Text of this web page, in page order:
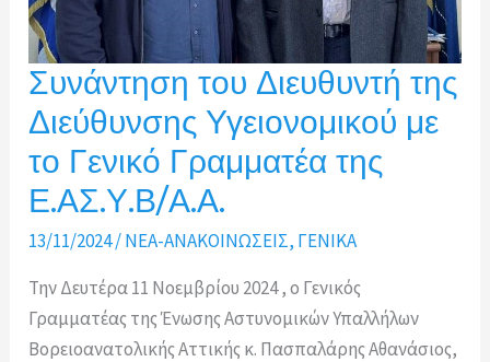
Υγειονομικού
/
ΓΕΝ.Δ/
ΝΣΗ
ΔΙΑΧ.ΑΝΘΡ.ΔΥΝΑΜΙΚΟΥ.
Συνάντηση του Διευθυντή της
Διεύθυνσης Υγειονομικού με
το Γενικό Γραμματέα της
Ε.ΑΣ.Υ.Β/Α.Α.
13/11/2024/ΝΕΑ-ΑΝΑΚΟΙΝΩΣΕΙΣ, ΓΕΝΙΚΑ
Την Δευτέρα 11 Νοεμβρίου 2024 , ο Γενικός
Γραμματέας της Ένωσης Αστυνομικών Υπαλλήλων
Βορειοανατολικής Αττικής κ. Πασπαλάρης Αθανάσιος,